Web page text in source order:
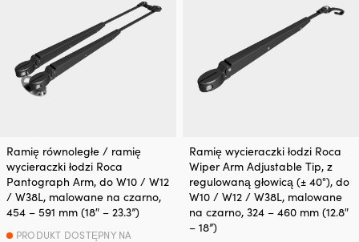
Ramię równoległe / ramię
wycieraczki łodzi Roca
Pantograph Arm, do W10 / W12
/ W38L, malowane na czarno,
454 – 591 mm (18″ – 23.3”)
PRODUKT DOSTĘPNY NA
Ramię wycieraczki łodzi Roca
Wiper Arm Adjustable Tip, z
regulowaną głowicą (± 40°), do
W10 / W12 / W38L, malowane
na czarno, 324 – 460 mm (12.8″
– 18”)